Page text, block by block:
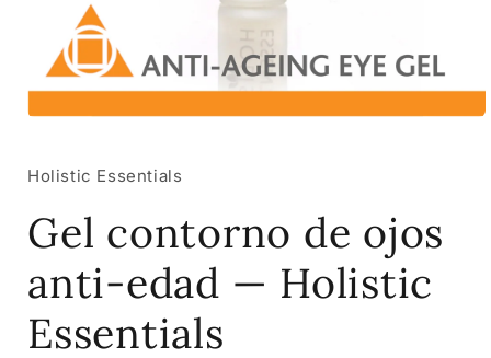
1
ventana
modal
Holistic Essentials
Gel contorno de ojos
anti-edad — Holistic
Essentials